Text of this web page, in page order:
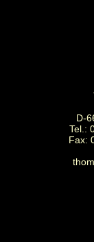
D-
Tel.:
Fax: